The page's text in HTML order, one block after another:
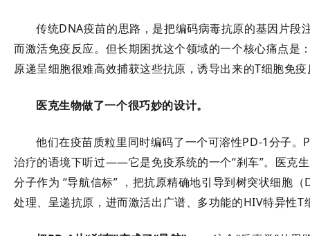
传统DNA疫苗的思路，是把编码病毒抗原的基因片段
而激活免疫反应。但长期困扰这个领域的一个核心痛点是
原递呈细胞很难高效捕获这些抗原，诱导出来的T细胞免
医克生物做了一个很巧妙的设计。
他们在疫苗质粒里同时编码了一个可溶性PD-1分子。
治疗的语境下听过——它是免疫系统的一个“刹车”。医克
分子作为 “导航信标” ，把抗原精确地引导到树突状细胞
处理、呈递抗原，进而激活出广谱、多功能的HIV特异性T